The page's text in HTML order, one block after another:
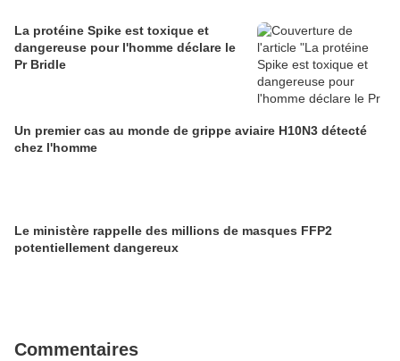
La protéine Spike est toxique et
dangereuse pour l'homme déclare le
Pr Bridle
Un premier cas au monde de grippe aviaire H10N3 détecté
chez l'homme
Le ministère rappelle des millions de masques FFP2
potentiellement dangereux
Commentaires